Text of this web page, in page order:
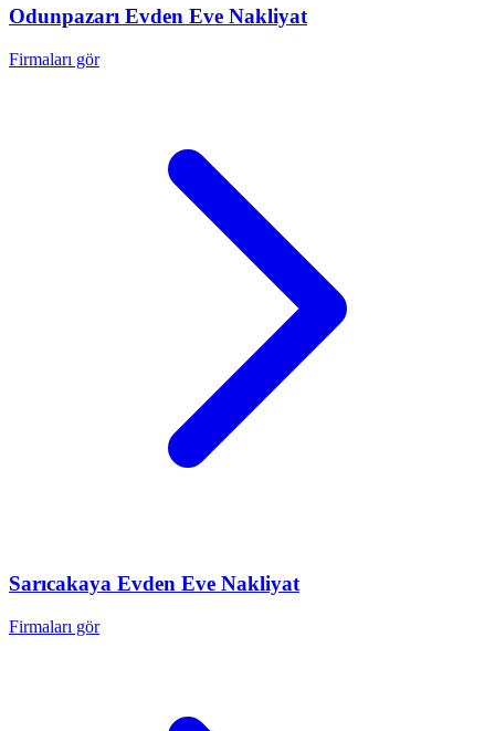
Odunpazarı Evden Eve Nakliyat
Firmaları gör
Sarıcakaya Evden Eve Nakliyat
Firmaları gör